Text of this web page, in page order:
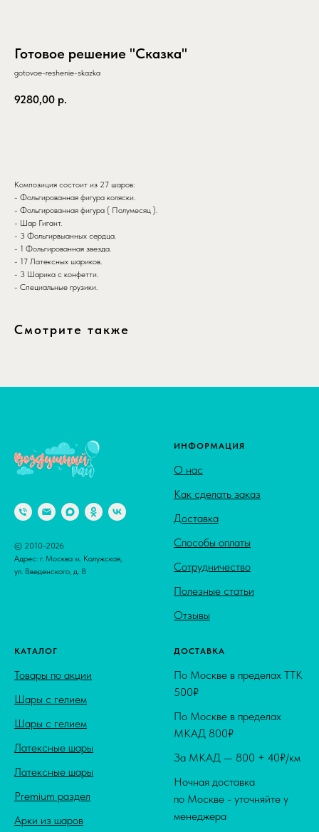
Готовое решение "Сказка"
gotovoe-reshenie-skazka
9280,00 р.
Композиция состоит из 27 шаров:
- Фольгированная фигура коляски.
- Фольгированная фигура ( Полумесяц ).
- Шар Гигант.
- 3 Фольгирвыанных сердца.
- 1 Фольгированная звезда.
- 17 Латексных шариков.
- 3 Шарика с конфетти.
- Специальные грузики.
Смотрите также
© 2010-2026
Адрес: г. Москва м. Калужская,
ул. Введенского, д. 8
ИНФОРМАЦИЯ
О нас
Как сделать заказ
Доставка
Способы оплаты
Сотрудничество
Полезные статьи
Отзывы
КАТАЛОГ
Товары по акции
Шары с гелием
Шары с гелием
Латексные шары
Латексные шары
Premium раздел
Арки из шаров
ДОСТАВКА
По Москве в пределах ТТК
500₽
По Москве в пределах
МКАД 800₽
За МКАД — 800 + 40₽/км
Ночная доставка
по Москве - уточняйте у
менеджера